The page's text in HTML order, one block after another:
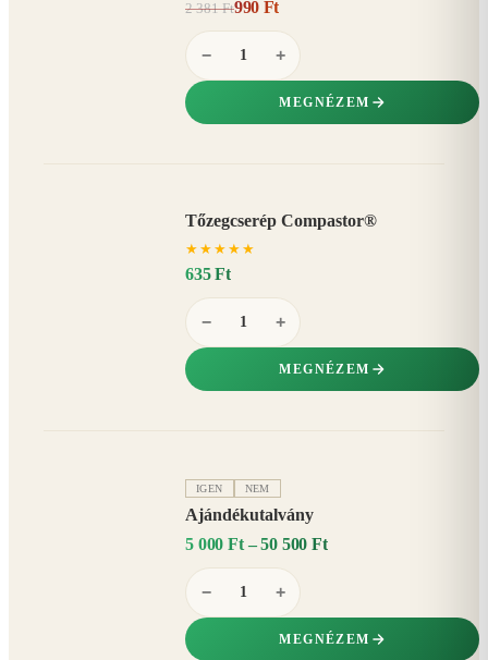
2 381 Ft990 Ft
− +
MEGNÉZEM
Tőzegcserép Compastor®
★ ★ ★ ★ ★
635 Ft
− +
MEGNÉZEM
IGEN NEM
Ajándékutalvány
5 000 Ft – 50 500 Ft
− +
MEGNÉZEM